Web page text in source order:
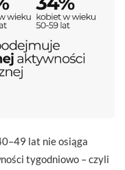
lat nie osiąga
tygodniowo – czyli